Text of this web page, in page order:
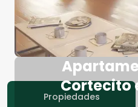
Cortecito
Propiedades